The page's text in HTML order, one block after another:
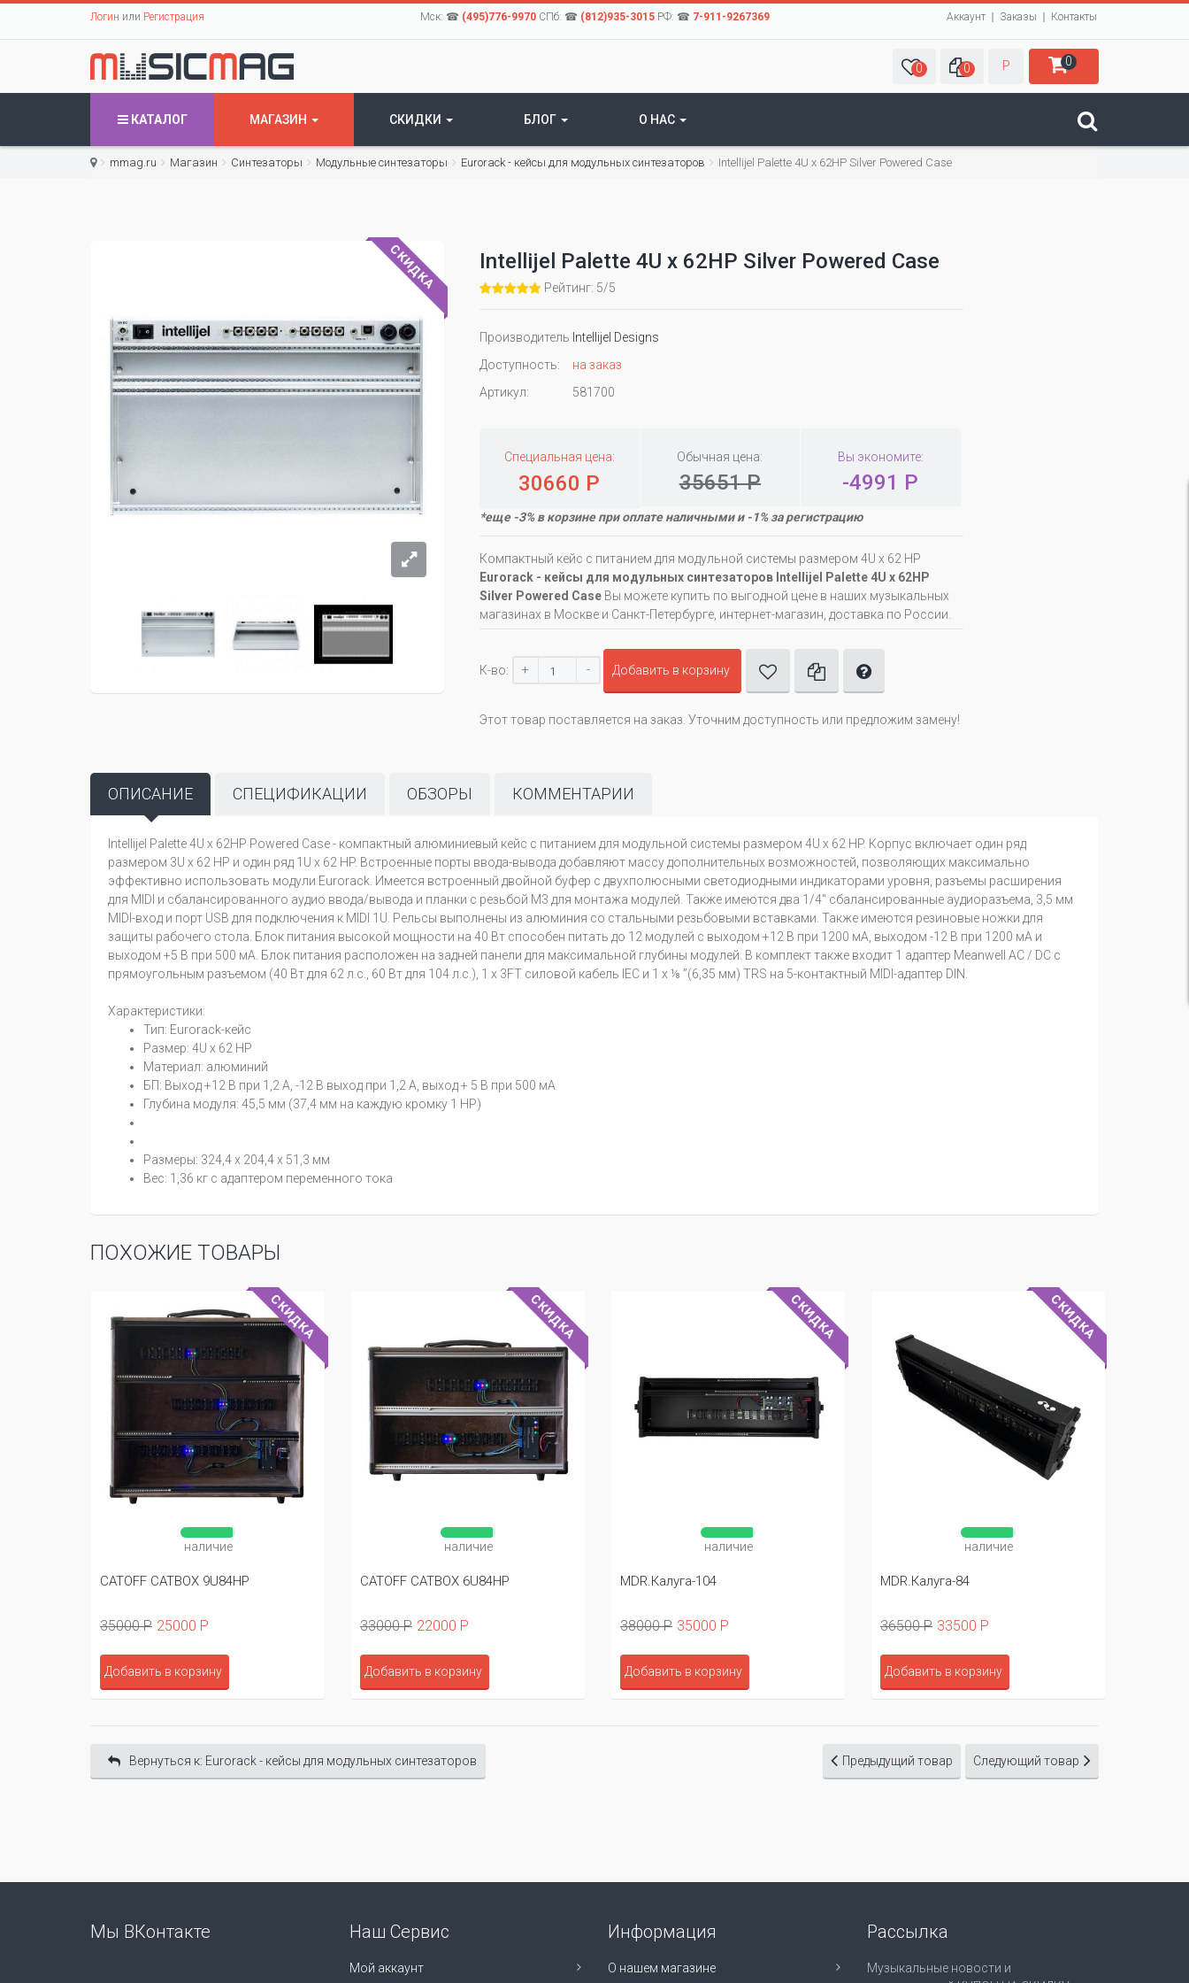
Логин или Регистрация Мск: ☎ (495)776-9970СПб: ☎ (812)935-3015РФ: ☎ 7-911-9267369 Аккаунт Заказы Контакты
0 0 Р 0
КАТАЛОГ МАГАЗИН СКИДКИ БЛОГ О НАС
mmag.ru Магазин Синтезаторы Модульные синтезаторы Eurorack - кейсы для модульных синтезаторов Intellijel Palette 4U x 62HP Silver Powered Case
СКИДКА Intellijel Palette 4U x 62HP Silver Powered Case
Рейтинг: 5/5
Производитель Intellijel Designs
Доступность:
на заказ
Артикул:
581700
Специальная цена:
30660 Р
Обычная цена:
35651 Р
Вы экономите:
-4991 Р
*еще -3% в корзине при оплате наличными и -1% за регистрацию
Компактный кейс с питанием для модульной системы размером 4U x 62 HP
Eurorack - кейсы для модульных синтезаторов Intellijel Palette 4U x 62HP
Silver Powered Case Вы можете купить по выгодной цене в наших музыкальных
магазинах в Москве и Санкт-Петербурге, интернет-магазин, доставка по России.
К-во: + - Добавить в корзину
Этот товар поставляется на заказ. Уточним доступность или предложим замену!
ОПИСАНИЕ СПЕЦИФИКАЦИИ ОБЗОРЫ КОММЕНТАРИИ
Intellijel Palette 4U x 62HP Powered Case - компактный алюминиевый кейс с питанием для модульной системы размером 4U x 62 HP. Корпус включает один ряд
размером 3U х 62 HP и один ряд 1U х 62 HP. Встроенные порты ввода-вывода добавляют массу дополнительных возможностей, позволяющих максимально
эффективно использовать модули Eurorack. Имеется встроенный двойной буфер с двухполюсными светодиодными индикаторами уровня, разъемы расширения
для MIDI и сбалансированного аудио ввода/вывода и планки с резьбой M3 для монтажа модулей. Также имеются два 1/4" сбалансированные аудиоразъема, 3,5 мм
MIDI-вход и порт USB для подключения к MIDI 1U. Рельсы выполнены из алюминия со стальными резьбовыми вставками. Также имеются резиновые ножки для
защиты рабочего стола. Блок питания высокой мощности на 40 Вт способен питать до 12 модулей с выходом +12 В при 1200 мА, выходом -12 В при 1200 мА и
выходом +5 В при 500 мА. Блок питания расположен на задней панели для максимальной глубины модулей. В комплект также входит 1 адаптер Meanwell AC / DC с
прямоугольным разъемом (40 Вт для 62 л.с., 60 Вт для 104 л.с.), 1 x 3FT силовой кабель IEC и 1 x ⅛ ”(6,35 мм) TRS на 5-контактный MIDI-адаптер DIN.
Характеристики:
Тип: Eurorack-кейс
Размер: 4U x 62 HP
Материал: алюминий
БП: Выход +12 В при 1,2 А, -12 В выход при 1,2 А, выход + 5 В при 500 мА
Глубина модуля: 45,5 мм (37,4 мм на каждую кромку 1 HP)
Размеры: 324,4 x 204,4 x 51,3 мм
Вес: 1,36 кг с адаптером переменного тока
ПОХОЖИЕ ТОВАРЫ
СКИДКА
наличие
CATOFF CATBOX 9U84HP
35000 Р 25000 Р
Добавить в корзину
СКИДКА
наличие
CATOFF CATBOX 6U84HP
33000 Р 22000 Р
Добавить в корзину
СКИДКА
наличие
MDR.Калуга-104
38000 Р 35000 Р
Добавить в корзину
СКИДКА
наличие
MDR.Калуга-84
36500 Р 33500 Р
Добавить в корзину
Вернуться к: Eurorack - кейсы для модульных синтезаторов Предыдущий товар Следующий товар
Мы ВКонтакте Наш Сервис
Мой аккаунт
Информация
О нашем магазине
Рассылка
Музыкальные новости и